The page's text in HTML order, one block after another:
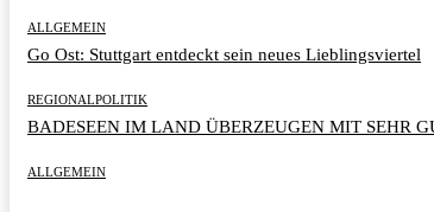
ALLGEMEIN
Go Ost: Stuttgart entdeckt sein neues Lieblingsviertel
REGIONALPOLITIK
BADESEEN IM LAND ÜBERZEUGEN MIT SEHR
ALLGEMEIN